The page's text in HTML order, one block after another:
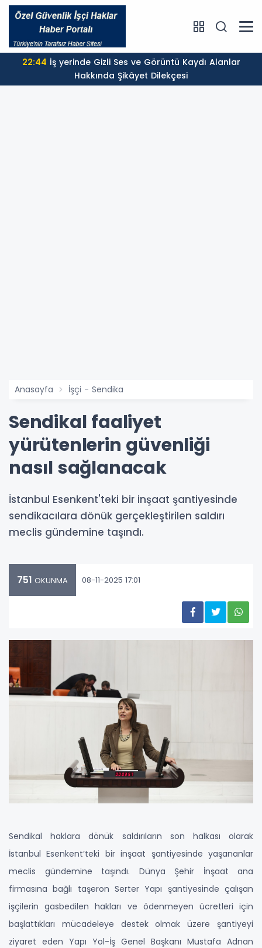
22:44
Hakkında Şikâyet Dilekçesi
Anasayfa İşçi - Sendika
Sendikal faaliyet
yürütenlerin güvenliği
nasıl sağlanacak
İstanbul Esenkent'teki bir inşaat şantiyesinde
sendikacılara dönük gerçekleştirilen saldırı
meclis gündemine taşındı.
751 OKUNMA 08-11-2025 17:01
Sendikal haklara dönük saldırıların son halkası olarak
İstanbul Esenkent’teki bir inşaat şantiyesinde yaşananlar
meclis gündemine taşındı. Dünya Şehir İnşaat ana
firmasına bağlı taşeron Serter Yapı şantiyesinde çalışan
işçilerin gasbedilen hakları ve ödenmeyen ücretleri için
başlattıkları mücadeleye destek olmak üzere şantiyeyi
ziyaret eden Yapı Yol-İş Genel Başkanı Mustafa Adnan